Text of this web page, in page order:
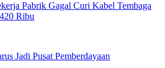
Pabrik Gagal Curi Kabel Tembaga
Ribu
Jadi Pusat Pemberdayaan